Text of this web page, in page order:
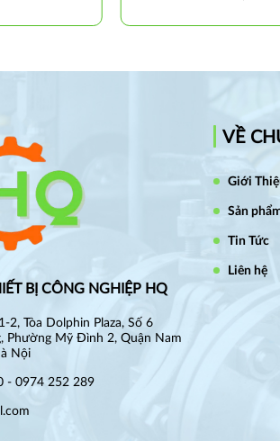
BỊ CÔNG NGHIỆP HQ
2, Tòa Dolphin Plaza, Số 6
Phường Mỹ Đình 2, Quận Nam
Nội
- 0974 252 289
VỀ
Giới
Sản
Tin Tức
Liên hệ